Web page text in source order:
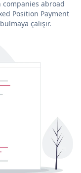
companies abroad
Position Payment
çalışır.